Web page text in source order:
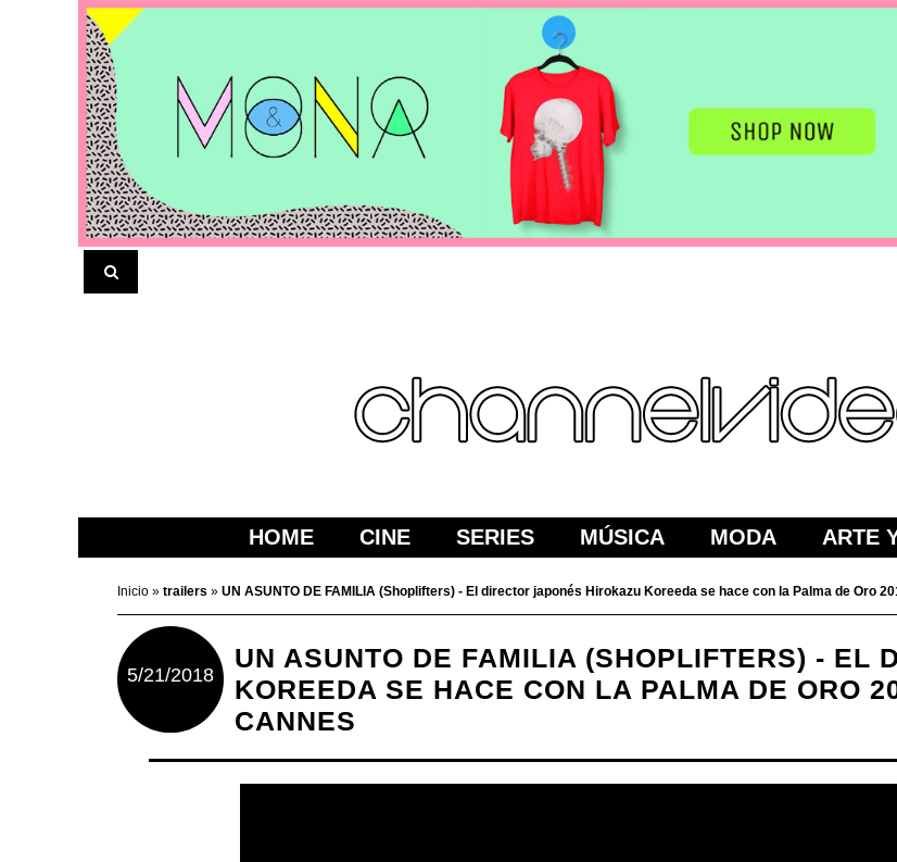
HOME CINE SERIES MÚSICA MODA ARTE
Inicio » trailers » UN ASUNTO DE FAMILIA (Shoplifters) - El director japonés Hirokazu Koreeda se hace con la Palma de Oro
5/21/2018
UN ASUNTO DE FAMILIA (SHOPLIFTERS) - EL
KOREEDA SE HACE CON LA PALMA DE ORO
CANNES